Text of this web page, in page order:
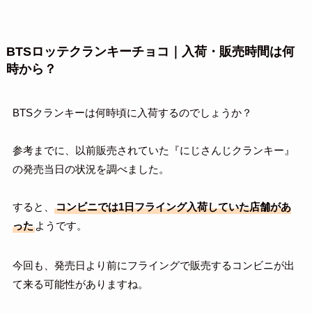
BTSロッテクランキーチョコ｜入荷・販売時間は何
時から？
BTSクランキーは何時頃に入荷するのでしょうか？
参考までに、以前販売されていた『にじさんじクランキー』
の発売当日の状況を調べました。
すると、
コンビニでは1日フライング入荷していた店舗があ
ったようです。
今回も、発売日より前にフライングで販売するコンビニが出
て来る可能性がありますね。